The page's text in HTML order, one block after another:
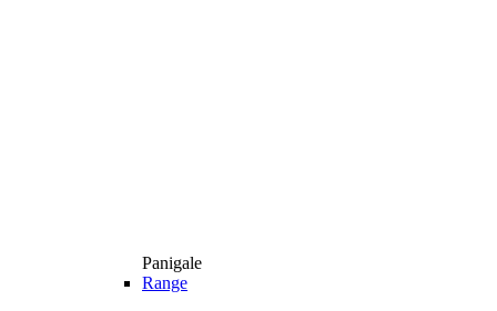
Panigale
Range